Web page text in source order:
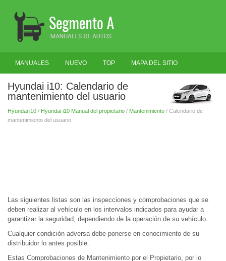
MANUALES NUEVO TOP MAPA DEL SITIO
BUSCAR
Hyundai i10: Calendario de
mantenimiento del usuario
Hyundai i10 / Hyundai i10 Manual del propietario / Mantenimiento / Calendario de
mantenimiento del usuario
Las siguientes listas son las inspecciones y comprobaciones que se
deben realizar al vehículo en los intervalos indicados para ayudar a
garantizar la seguridad, dependiendo de la operación de su vehículo.
Cualquier condición adversa debe ponerse en conocimiento de su
distribuidor lo antes posible.
Estas Comprobaciones de Mantenimiento por el Propietario, por lo